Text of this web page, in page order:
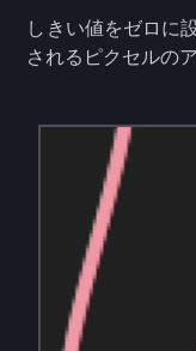
しきい値をゼロに
されるピクセルの